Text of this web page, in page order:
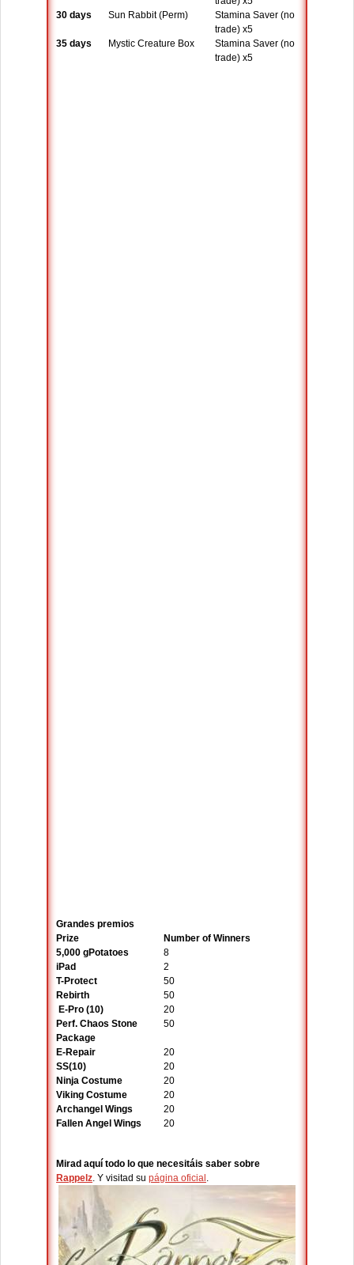
30 days
Sun Rabbit (Perm)
Stamina Saver (no
trade) x5
35 days
Mystic Creature Box
Stamina Saver (no
trade) x5
Grandes premios
Prize
Number of Winners
5,000 gPotatoes
8
iPad
2
T-Protect
50
Rebirth
50
E-Pro (10)
20
Perf. Chaos Stone
Package
50
E-Repair
20
SS(10)
20
Ninja Costume
20
Viking Costume
20
Archangel Wings
20
Fallen Angel Wings
20
Mirad aquí todo lo que necesitáis saber sobre
Rappelz. Y visitad su página oficial.